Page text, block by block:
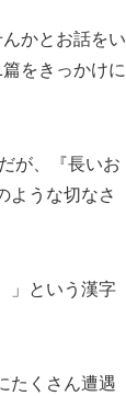
かとお話をい
をきっかけに
が、『長いお
ような切なさ
」という漢字
たくさん遭遇